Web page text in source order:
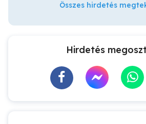
Összes hirdetés
Hirdetés